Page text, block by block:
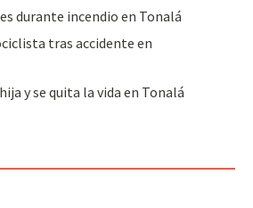
durante incendio en Tonalá
tras accidente en
y se quita la vida en Tonalá